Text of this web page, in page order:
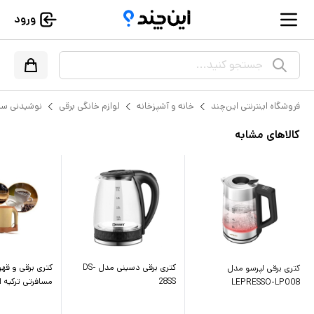
ورود
جستجو کنید...
فروشگاه اینترنتی این‌چند خانه و آشپزخانه لوازم خانگی برقی نوشیدنی
کالاهای مشابه
کتری برقی لپرسو مدل
LEPRESSO-LP008
کتری برقی دسینی مدل DS-
28SS
کتری برقی و
مسافرتی ترکیه